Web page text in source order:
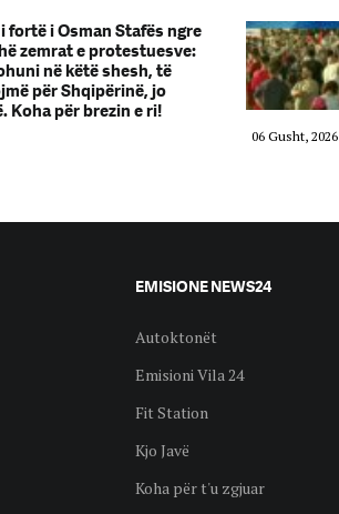
fortë i Osman Stafës ngre
zemrat e protestuesve:
në këtë shesh, të
për Shqipërinë, jo
Koha për brezin e ri!
06 Gusht, 2026
EMISIONE NEWS24
Autoktonët
Emisioni Vila 24
Fit Station
Kjo Javë
Koha për t'u zgjuar